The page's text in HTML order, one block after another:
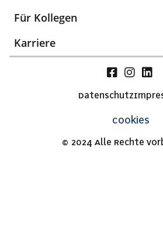
Für Kollegen
Karriere
Datenschutz
Cookies
© 2024 Alle Rechte